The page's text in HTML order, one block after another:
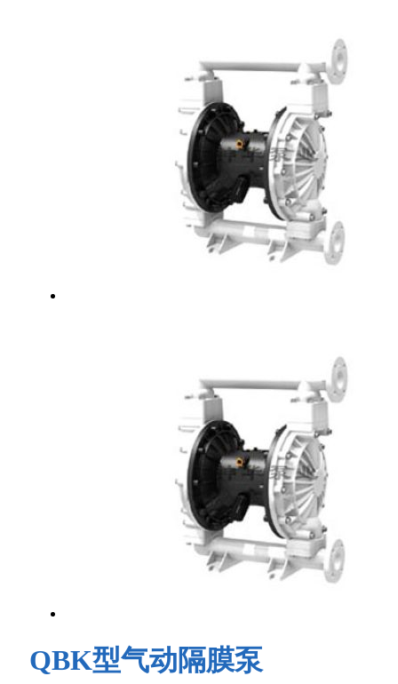
QBK型气动隔膜泵